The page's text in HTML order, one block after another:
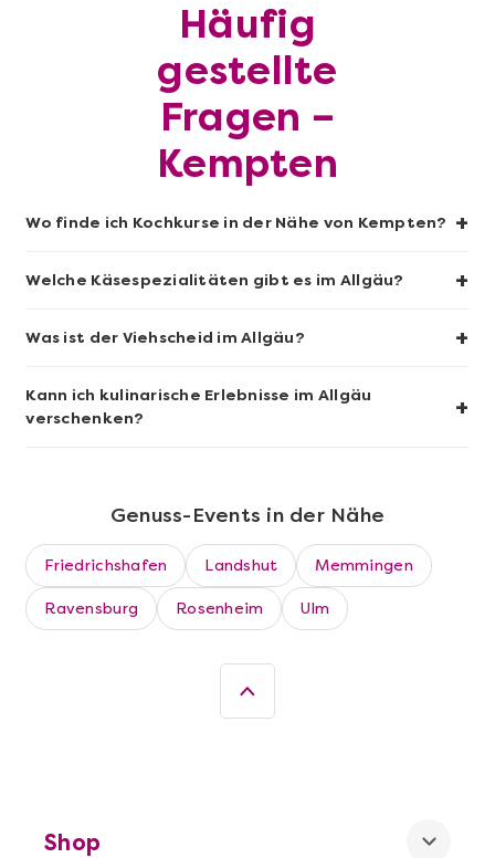
Mehr anzeigen
Die beste Pizza@Home
Häufig
gestellte
Fragen –
Kempten
Wo finde ich Kochkurse in der Nähe von Kempten? +
Welche Käsespezialitäten gibt es im Allgäu? +
Was ist der Viehscheid im Allgäu? +
Kann ich kulinarische Erlebnisse im Allgäu
verschenken?
+
Genuss-Events in der Nähe
Friedrichshafen Landshut Memmingen
Ravensburg Rosenheim Ulm
Shop